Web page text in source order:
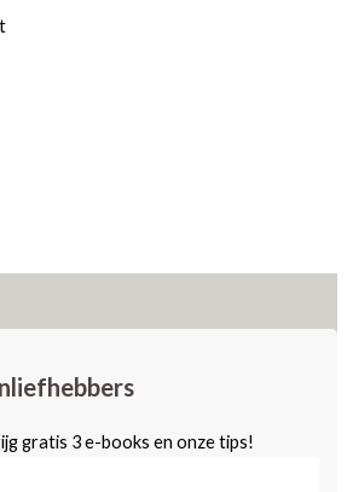
gratis 3 e-books en onze tips!